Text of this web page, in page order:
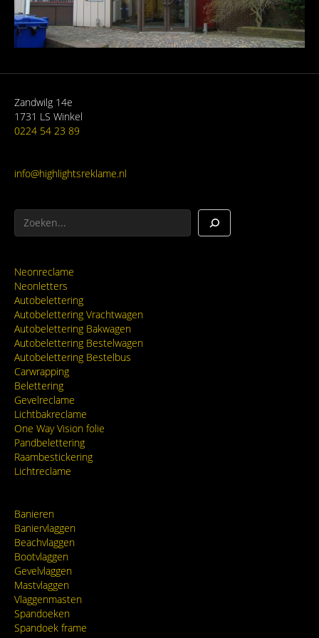
Zandwilg 14e
1731 LS Winkel
0224 54 23 89
info@highlightsreklame.nl
Zoeken
Neonreclame
Neonletters
Autobelettering
Autobelettering Vrachtwagen
Autobelettering Bakwagen
Autobelettering Bestelwagen
Autobelettering Bestelbus
Carwrapping
Belettering
Gevelreclame
Lichtbakreclame
One Way Vision folie
Pandbelettering
Raambestickering
Lichtreclame
Banieren
Baniervlaggen
Beachvlaggen
Bootvlaggen
Gevelvlaggen
Mastvlaggen
Vlaggenmasten
Spandoeken
Spandoek frame